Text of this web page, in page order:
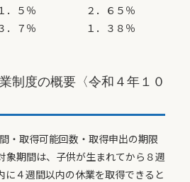
１．５％ ２．６５％
３．７％ １．３８％
制度の概要〈令和４年１０
取得可能回数・取得申出の期限
期間は、子供が生まれてから８週
４週間以内の休業を取得できると